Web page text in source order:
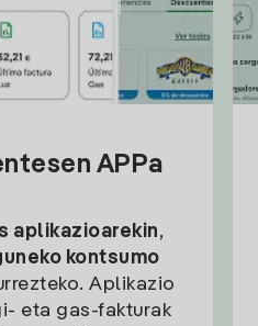
APPa
aplikazioarekin,
kontsumo
Aplikazio
eta gas-fakturak